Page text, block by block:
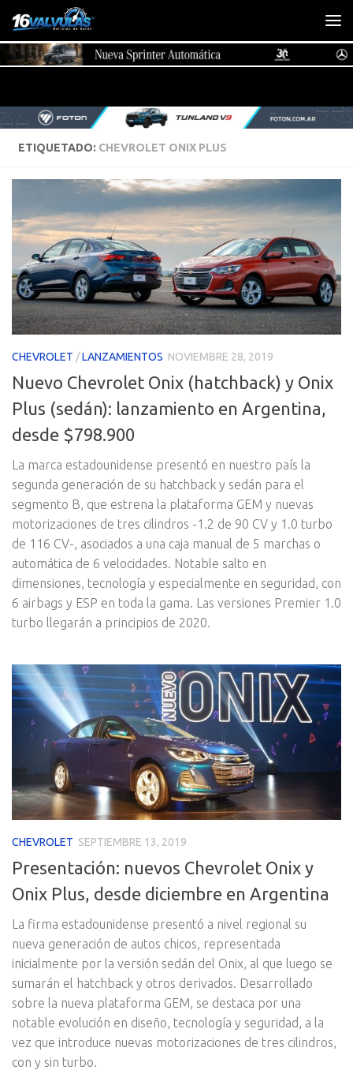
Saltar al contenido
ETIQUETADO: CHEVROLET ONIX PLUS
CHEVROLET /LANZAMIENTOS NOVIEMBRE 28, 2019
Nuevo Chevrolet Onix (hatchback) y Onix
Plus (sedán): lanzamiento en Argentina,
desde $798.900
La marca estadounidense presentó en nuestro país la
segunda generación de su hatchback y sedán para el
segmento B, que estrena la plataforma GEM y nuevas
motorizaciones de tres cilindros -1.2 de 90 CV y 1.0 turbo
de 116 CV-, asociados a una caja manual de 5 marchas o
automática de 6 velocidades. Notable salto en
dimensiones, tecnología y especialmente en seguridad, con
6 airbags y ESP en toda la gama. Las versiones Premier 1.0
turbo llegarán a principios de 2020.
CHEVROLET SEPTIEMBRE 13, 2019
Presentación: nuevos Chevrolet Onix y
Onix Plus, desde diciembre en Argentina
La firma estadounidense presentó a nivel regional su
nueva generación de autos chicos, representada
inicialmente por la versión sedán del Onix, al que luego se
sumarán el hatchback y otros derivados. Desarrollado
sobre la nueva plataforma GEM, se destaca por una
notable evolución en diseño, tecnología y seguridad, a la
vez que introduce nuevas motorizaciones de tres cilindros,
con y sin turbo.